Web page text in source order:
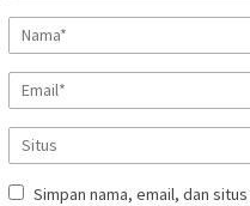
Simpan nama, email, dan